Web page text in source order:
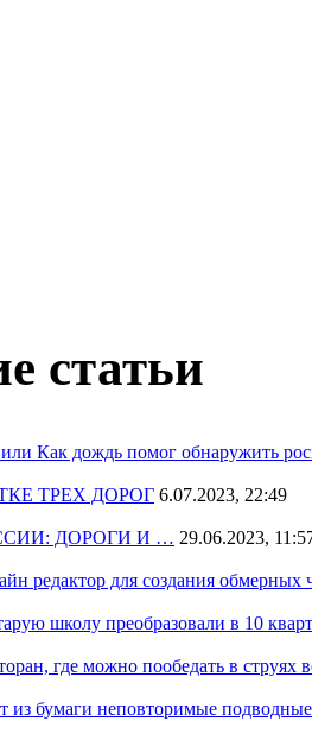
статьи
Как дождь помог обнаружить
ТРЕХ ДОРОГ 6.07.2023, 22:49
ДОРОГИ И … 29.06.2023,
редактор для создания обмерных
школу преобразовали в 10
где можно пообедать в струях
из бумаги неповторимые